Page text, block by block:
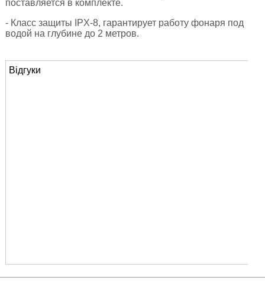
поставляется в комплекте.
- Класc защиты IPX-8, гарантирует работу фонаря под
водой на глубине до 2 метров.
Відгуки